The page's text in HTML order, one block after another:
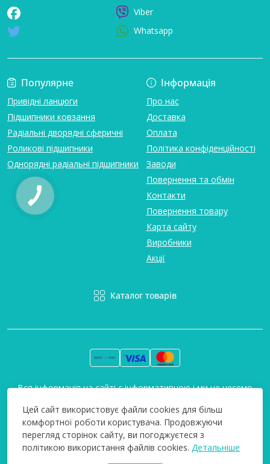
Популярне
Привідні ланцюги
Підшипники ковзання
Радіальні дворядні сферичні
Роликові підшипники
Однорядні радіальні підшипники
Інформація
Про нас
Доставка
Оплата
Політика конфіденційності
Заводи
Повернення та обмін
Контакти
Повернення товару
Карта сайту
Виробники
Акції
Каталог товарів
Viber
Whatsapp
Вся інформація на сайті є інформативною і ми не несемо
2026
Цей сайт використовує файли cookies для більш
комфортної роботи користувача. Продовжуючи
перегляд сторінок сайту, ви погоджуєтеся з
політикою використання файлів cookies. Детальніше